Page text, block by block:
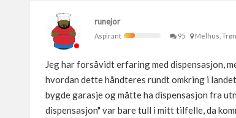
runejor
Aspirant
95 Melhus,
Jeg har forsåvidt erfaring med dispensasjon,
hvordan dette håndteres rundt omkring i
bygde garasje og måtte ha dispensasjon fra
dispensasjon" var bare tull i mitt tilfelle, da